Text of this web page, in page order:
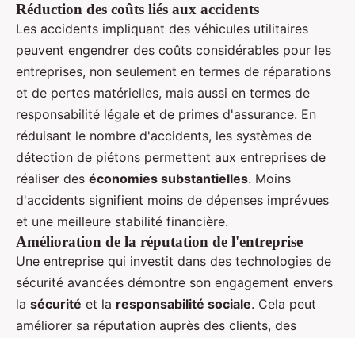
Réduction des coûts liés aux accidents
Les accidents impliquant des véhicules utilitaires
peuvent engendrer des coûts considérables pour les
entreprises, non seulement en termes de réparations
et de pertes matérielles, mais aussi en termes de
responsabilité légale et de primes d'assurance. En
réduisant le nombre d'accidents, les systèmes de
détection de piétons permettent aux entreprises de
réaliser des économies substantielles. Moins
d'accidents signifient moins de dépenses imprévues
et une meilleure stabilité financière.
Amélioration de la réputation de l'entreprise
Une entreprise qui investit dans des technologies de
sécurité avancées démontre son engagement envers
la sécurité et la responsabilité sociale. Cela peut
améliorer sa réputation auprès des clients, des